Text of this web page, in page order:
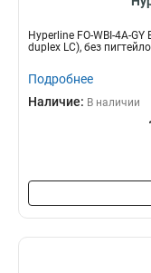
Hyperline FO-WBI-4A-
duplex LC), без
Подробнее
Наличие: В наличии